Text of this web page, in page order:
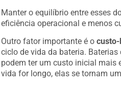
Manter o equilíbrio entre esses
eficiência operacional e menos
Outro fator importante é o
ciclo de vida da bateria.
podem ter um custo inicial mais
vida for longo, elas se tornam